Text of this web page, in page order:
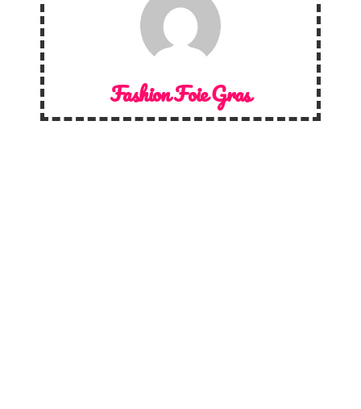
Fashion Foie Gras